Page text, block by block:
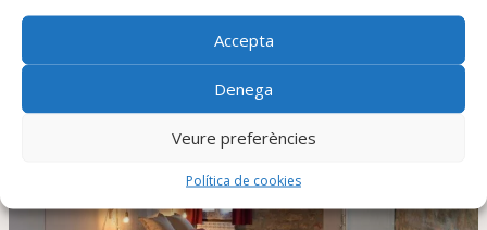
Accepta
Denega
Veure preferències
Política de cookies